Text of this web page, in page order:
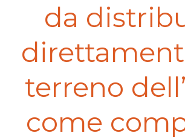
da
terreno
come